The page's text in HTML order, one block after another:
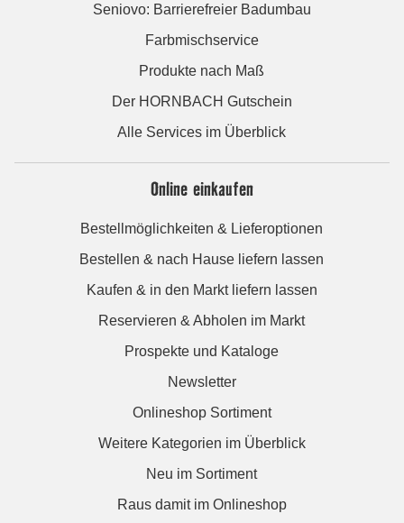
Seniovo: Barrierefreier Badumbau
Farbmischservice
Produkte nach Maß
Der HORNBACH Gutschein
Alle Services im Überblick
Online einkaufen
Bestellmöglichkeiten & Lieferoptionen
Bestellen & nach Hause liefern lassen
Kaufen & in den Markt liefern lassen
Reservieren & Abholen im Markt
Prospekte und Kataloge
Newsletter
Onlineshop Sortiment
Weitere Kategorien im Überblick
Neu im Sortiment
Raus damit im Onlineshop